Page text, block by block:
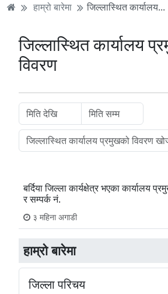
हाम्रो बारेमा जिल्लास्थित कार्यालय...
हाम्रो बारेमा
जिल्ला परिचय
जिल्लास्थित कार्यालय
विवरण
बर्दिया जिल्ला कार्यक्षेत्र भएका कार्यालय
र सम्पर्क नं.
३ महिना अगाडी